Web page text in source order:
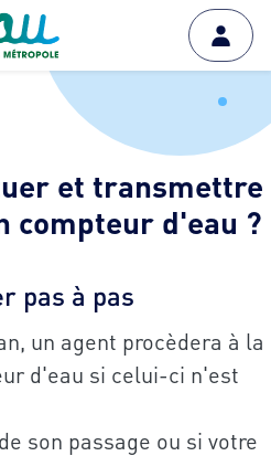
et transmettre
compteur d'eau ?
pas à pas
un agent procèdera à la
d'eau si celui-ci n'est
son passage ou si votre